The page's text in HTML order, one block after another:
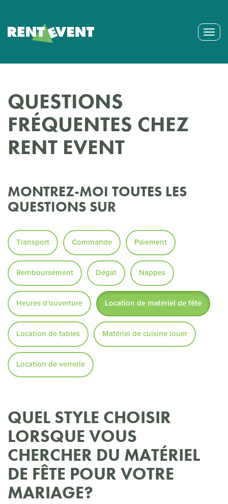
QUESTIONS
FRÉQUENTES CHEZ
RENT EVENT
MONTREZ-MOI TOUTES LES
QUESTIONS SUR
Transport Commande Paiement
Remboursement Dégat Nappes
Heures d'ouverture Location de matériel de fête
Location de tables Matériel de cuisine louer
Location de verrerie
QUEL STYLE CHOISIR
LORSQUE VOUS
CHERCHER DU MATÉRIEL
DE FÊTE POUR VOTRE
MARIAGE?